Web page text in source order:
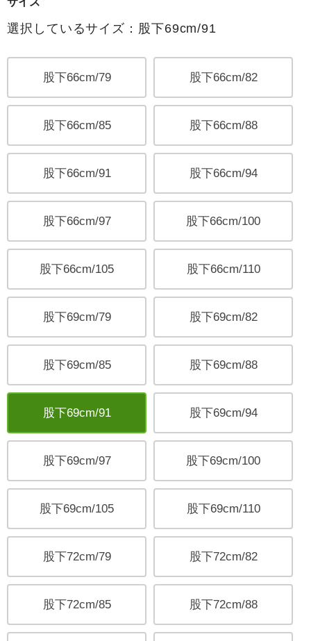
選択しているサイズ：股下69cm/91
股下66cm/79 股下66cm/82
股下66cm/85 股下66cm/88
股下66cm/91 股下66cm/94
股下66cm/97 股下66cm/100
股下66cm/105 股下66cm/110
股下69cm/79 股下69cm/82
股下69cm/85 股下69cm/88
股下69cm/91 股下69cm/94
股下69cm/97 股下69cm/100
股下69cm/105 股下69cm/110
股下72cm/79 股下72cm/82
股下72cm/85 股下72cm/88